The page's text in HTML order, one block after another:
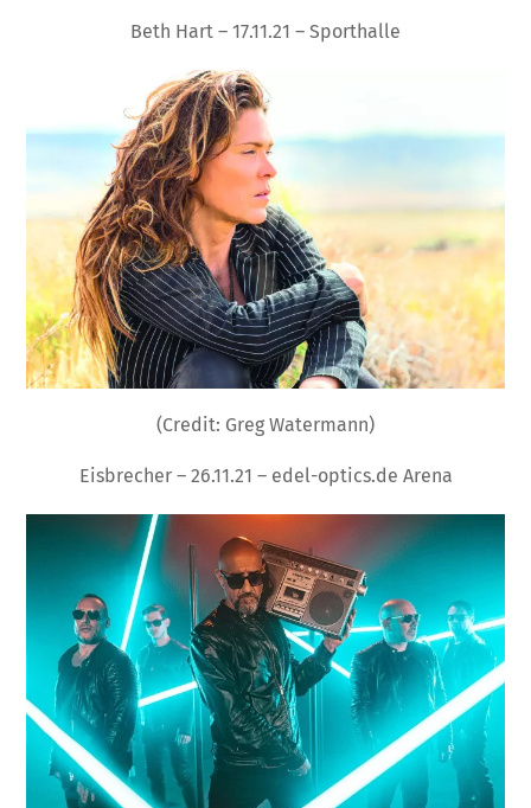
Beth Hart – 17.11.21 – Sporthalle
(Credit: Greg Watermann)
Eisbrecher – 26.11.21 – edel-optics.de Arena